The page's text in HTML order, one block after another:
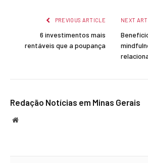
PREVIOUS ARTICLE
6 investimentos mais
rentáveis que a poupança
NEXT
Redação Notícias em Minas Gerais
Website